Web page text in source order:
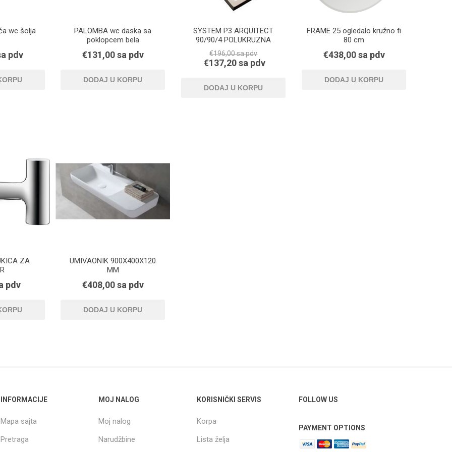
wc šolja
pdv
PALOMBA wc daska sa
poklopcem bela
€131,00 sa pdv
SYSTEM P3 ARQUITECT
90/90/4 POLUKRUZNA
€196,00 sa pdv
€137,20 sa pdv
FRAME 25 ogledalo kružno fi
80 cm
€438,00 sa pdv
ZA
pdv
UMIVAONIK 900X400X120
MM
€408,00 sa pdv
INFORMACIJE
Mapa sajta
Pretraga
MOJ NALOG
Moj nalog
Narudžbine
KORISNIČKI SERVIS
Korpa
Lista želja
FOLLOW US
PAYMENT OPTIONS